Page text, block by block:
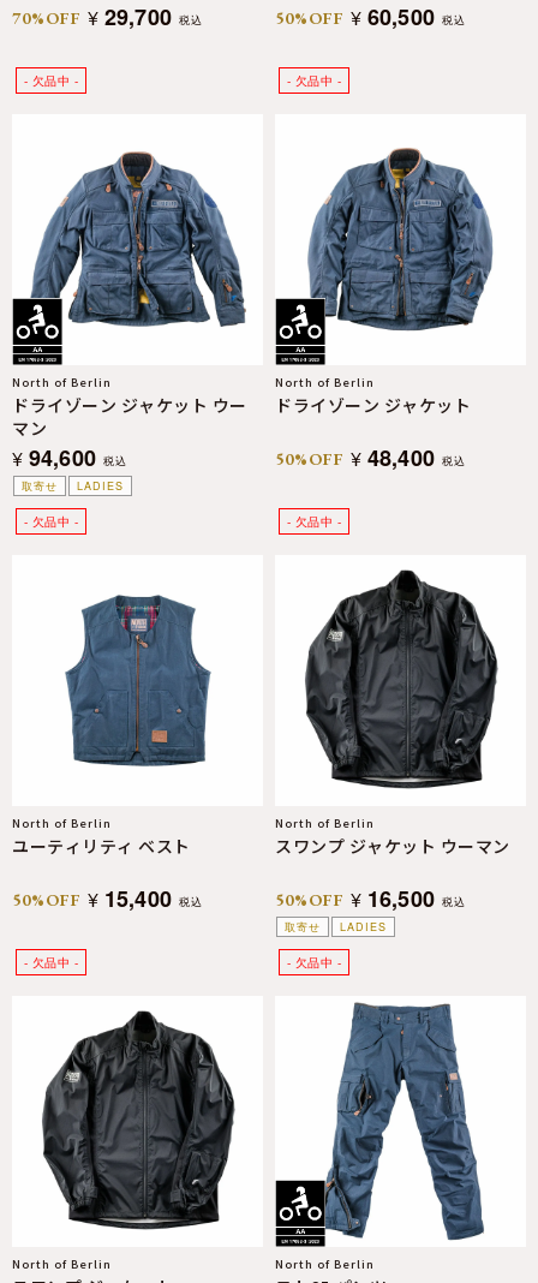
70%OFF ¥ 29,700 税込 50%OFF ¥ 60,500 税込
取寄せ LADIES
North of Berlin
ドライゾーン ジャケット ウー
マン
¥ 94,600 税込
North of Berlin
ドライゾーン ジャケット
50%OFF ¥ 48,400 税込
North of Berlin
ユーティリティ ベスト
50%OFF ¥ 15,400 税込
取寄せ
LADIES
North of Berlin
スワンプ ジャケット ウーマン
50%OFF ¥ 16,500 税込
North of Berlin North of Berlin